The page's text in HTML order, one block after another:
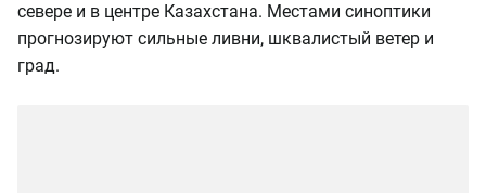
севере и в центре Казахстана. Местами синоптики
прогнозируют сильные ливни, шквалистый ветер и
град.